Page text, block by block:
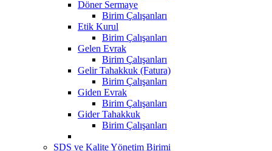
Döner Sermaye
Birim Çalışanları
Etik Kurul
Birim Çalışanları
Gelen Evrak
Birim Çalışanları
Gelir Tahakkuk (Fatura)
Birim Çalışanları
Giden Evrak
Birim Çalışanları
Gider Tahakkuk
Birim Çalışanları
SDS ve Kalite Yönetim Birimi